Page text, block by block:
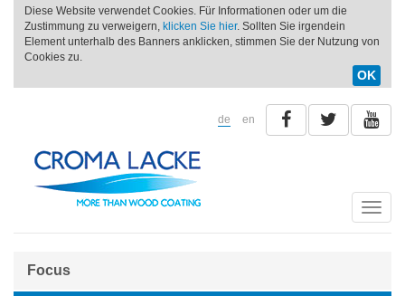
Diese Website verwendet Cookies. Für Informationen oder um die
Zustimmung zu verweigern, klicken Sie hier. Sollten Sie irgendein
Element unterhalb des Banners anklicken, stimmen Sie der Nutzung von
Cookies zu.
OK
de en
Toggle
Focus